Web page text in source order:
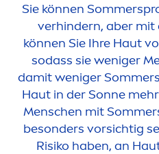
Sie können
verhindern, aber mit
können Sie Ihre Haut
sodass sie weniger
damit weniger
Haut in der Sonne
Menschen mit
besonders vorsichtig
Risiko haben, an